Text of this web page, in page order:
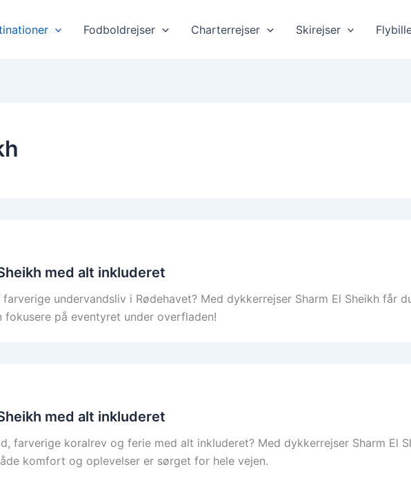
Fodboldrejser Charterrejser Skirejser
med alt inkluderet
undervandsliv i Rødehavet? Med dykkerrejser Sharm El Sheikh får
på eventyret under overfladen!
med alt inkluderet
farverige koralrev og ferie med alt inkluderet? Med dykkerrejser Sharm El
komfort og oplevelser er sørget for hele vejen.